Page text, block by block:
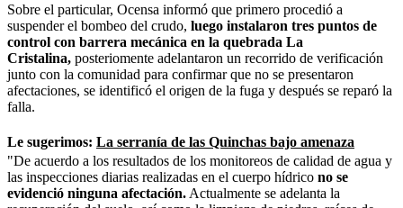
Sobre el particular, Ocensa informó que primero procedió a
suspender el bombeo del crudo, luego instalaron tres puntos de
control con barrera mecánica en la quebrada La
Cristalina, posteriomente adelantaron un recorrido de verificación
junto con la comunidad para confirmar que no se presentaron
afectaciones, se identificó el origen de la fuga y después se reparó la
falla.
Le sugerimos: La serranía de las Quinchas bajo amenaza
"De acuerdo a los resultados de los monitoreos de calidad de agua y
las inspecciones diarias realizadas en el cuerpo hídrico no se
evidenció ninguna afectación. Actualmente se adelanta la